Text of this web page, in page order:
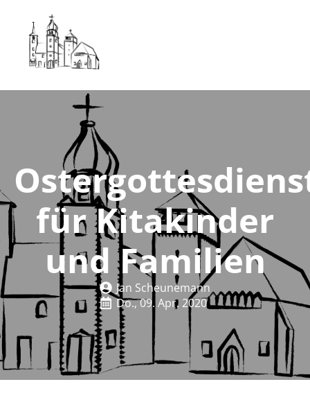
für Kitakinder
und Familien
Jan Scheunemann
Do., 09. Apr. 2020